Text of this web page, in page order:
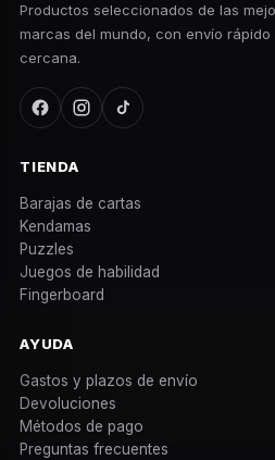
Productos seleccionados de las
marcas del mundo, con envío rápido
cercana.
TIENDA
Barajas de cartas
Kendamas
Puzzles
Juegos de habilidad
Fingerboard
AYUDA
Gastos y plazos de envío
Devoluciones
Métodos de pago
Preguntas frecuentes